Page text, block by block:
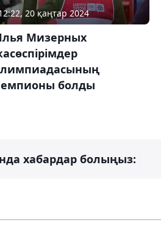
20 қаңтар 2024
Мизерных
болды
хабардар болыңыз: